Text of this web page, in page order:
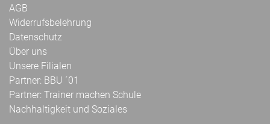
AGB
Widerrufsbelehrung
Datenschutz
Über uns
Unsere Filialen
Partner: BBU ´01
Partner: Trainer machen Schule
Nachhaltigkeit und Soziales